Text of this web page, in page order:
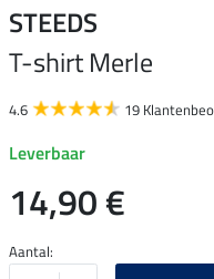
STEEDS
T-shirt Merle
4.6 19
Leverbaar
14,90 €
Aantal: